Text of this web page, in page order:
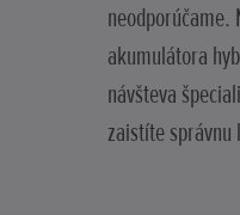
neodporúčame.
akumulátora
návšteva
zaistíte